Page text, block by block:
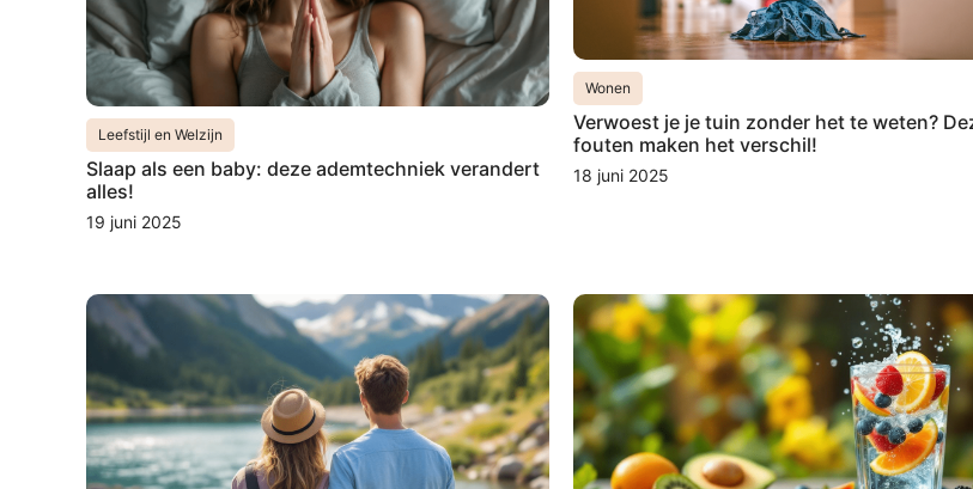
Leefstijl en Welzijn
Slaap als een baby: deze ademtechniek verandert
alles!
19 juni 2025
Wonen
Verwoest je je tuin zonder het te weten?
fouten maken het verschil!
18 juni 2025